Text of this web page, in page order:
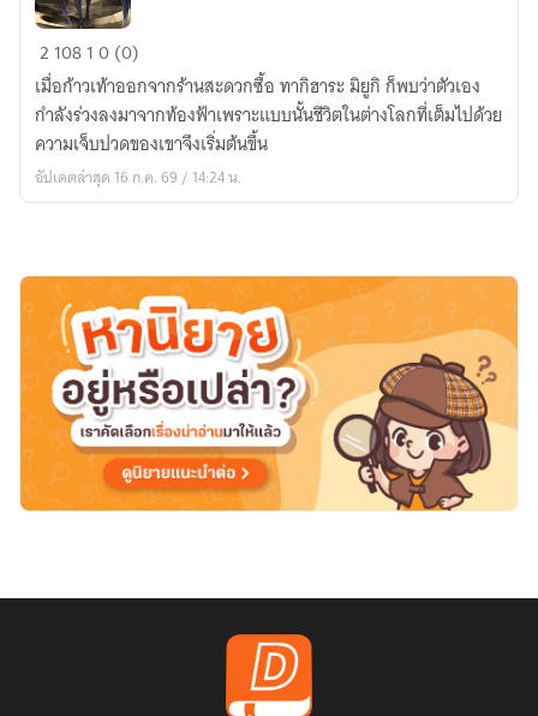
[fic
re:zero]
ผู้
ประสบ
ภัย
ใน
ทะเล
ทราย
2 10810 (0)
เมื่อก้าวเท้าออกจากร้านสะดวกซื้อ ทากิฮาระ มิยูกิ ก็พบว่าตัวเอง
กำลังร่วงลงมาจากท้องฟ้าเพราะแบบนั้นชีวิตในต่างโลกที่เต็มไปด้วย
ความเจ็บปวดของเขาจึงเริ่มต้นขึ้น
อัปเดตล่าสุด 16 ก.ค. 69 / 14:24 น.